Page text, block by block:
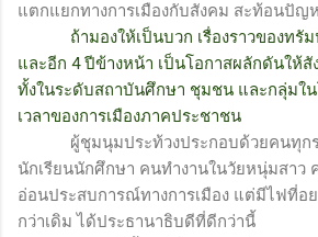
แตกแยกทางการเมืองกับสังคม สะท้อนปั
ถ้ามองให้เป็นบวก เรื่องราวของท
และอีก 4 ปีข้างหน้า เป็นโอกาสผลักดันให้
ทั้งในระดับสถาบันศึกษา ชุมชน และกลุ่มใน
เวลาของการเมืองภาคประชาชน
ผู้ชุมนุมประท้วงประกอบด้วยคนทุก
นักเรียนนักศึกษา คนทำงานในวัยหนุ่มสาว
อ่อนประสบการณ์ทางการเมือง แต่มีไฟที่อย
กว่าเดิม ได้ประธานาธิบดีที่ดีกว่านี้